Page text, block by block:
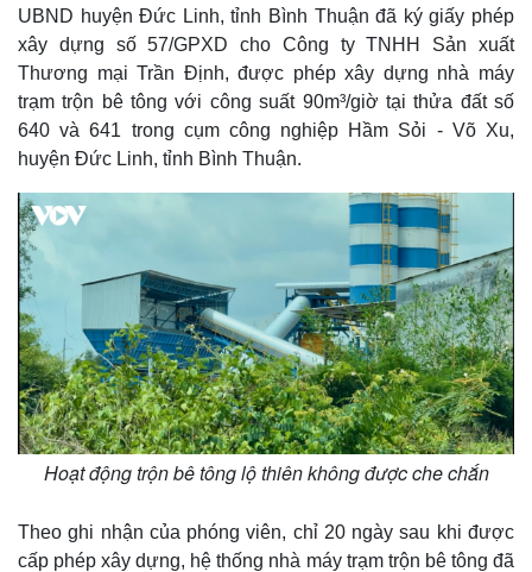
Thế giới
Quan sát
Hồ sơ
Multimedia
Video
E-Magazine
UBND huyện Đức Linh, tỉnh Bình Thuận đã ký giấy phép
xây dựng số 57/GPXD cho Công ty TNHH Sản xuất
Thương mại Trần Định, được phép xây dựng nhà máy
trạm trộn bê tông với công suất 90m³/giờ tại thửa đất số
640 và 641 trong cụm công nghiệp Hầm Sỏi - Võ Xu,
huyện Đức Linh, tỉnh Bình Thuận.
Hoạt động trộn bê tông lộ thiên không được che chắn
Theo ghi nhận của phóng viên, chỉ 20 ngày sau khi được
cấp phép xây dựng, hệ thống nhà máy trạm trộn bê tông đã